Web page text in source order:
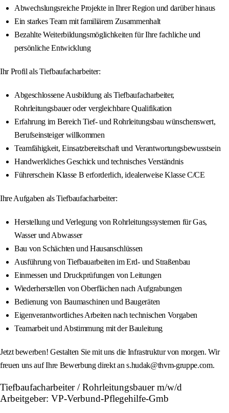
Abwechslungsreiche Projekte in Ihrer Region und darüber hinaus
Ein starkes Team mit familiärem Zusammenhalt
Bezahlte Weiterbildungsmöglichkeiten für Ihre fachliche und
persönliche Entwicklung
Ihr Profil als Tiefbaufacharbeiter:
Abgeschlossene Ausbildung als Tiefbaufacharbeiter,
Rohrleitungsbauer oder vergleichbare Qualifikation
Erfahrung im Bereich Tief- und Rohrleitungsbau wünschenswert,
Berufseinsteiger willkommen
Teamfähigkeit, Einsatzbereitschaft und Verantwortungsbewusstsein
Handwerkliches Geschick und technisches Verständnis
Führerschein Klasse B erforderlich, idealerweise Klasse C/CE
Ihre Aufgaben als Tiefbaufacharbeiter:
Herstellung und Verlegung von Rohrleitungssystemen für Gas,
Wasser und Abwasser
Bau von Schächten und Hausanschlüssen
Ausführung von Tiefbauarbeiten im Erd- und Straßenbau
Einmessen und Druckprüfungen von Leitungen
Wiederherstellen von Oberflächen nach Aufgrabungen
Bedienung von Baumaschinen und Baugeräten
Eigenverantwortliches Arbeiten nach technischen Vorgaben
Teamarbeit und Abstimmung mit der Bauleitung
Jetzt bewerben! Gestalten Sie mit uns die Infrastruktur von morgen. Wir
freuen uns auf Ihre Bewerbung direkt an s.hudak@thvm-gruppe.com.
Tiefbaufacharbeiter / Rohrleitungsbauer m/w/d
Arbeitgeber: VP-Verbund-Pflegehilfe-Gmb